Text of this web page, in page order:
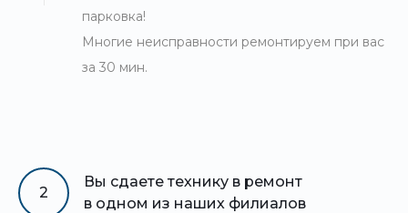
парковка!
Многие неисправности ремонтируем при вас
за 30 мин.
2
Вы сдаете технику в ремонт
в одном из наших филиалов